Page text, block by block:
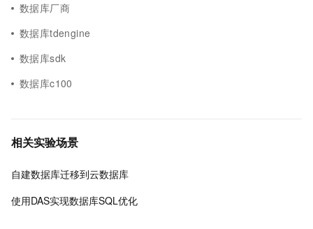
数据库厂商
数据库tdengine
数据库sdk
数据库c100
相关实验场景
自建数据库迁移到云数据库
使用DAS实现数据库SQL优化